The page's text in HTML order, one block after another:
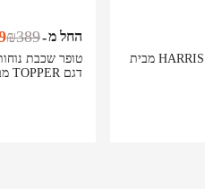
מזרן קפיצים אורטופדי עם פילוטופ HARRIS מבית
טופר שכבת
דגם TOPPER מבית Bradex
החל מ-
₪389